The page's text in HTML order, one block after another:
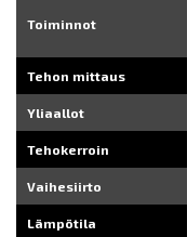
Toiminnot
Tehon mittaus
Yliaallot
Tehokerroin
Vaihesiirto
Lämpötila